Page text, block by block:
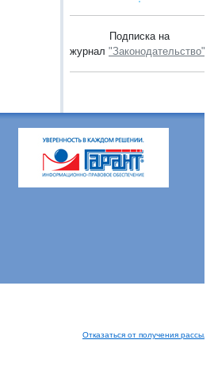
Подписка на
журнал "Законодательство"
Отказаться от получения